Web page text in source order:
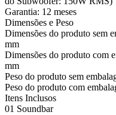
Garantia: 12 meses
Dimensões e Peso
Dimensões do produto sem
mm
Dimensões do produto com
mm
Peso do produto sem
Peso do produto com
Itens Inclusos
01 Soundbar